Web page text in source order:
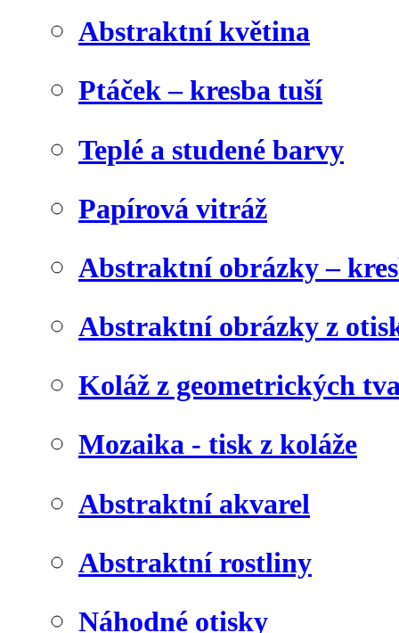
Abstraktní květina
Ptáček – kresba tuší
Teplé a studené barvy
Papírová vitráž
Abstraktní obrázky –
Abstraktní obrázky z
Koláž z geometrických
Mozaika - tisk z koláže
Abstraktní akvarel
Abstraktní rostliny
Náhodné otisky